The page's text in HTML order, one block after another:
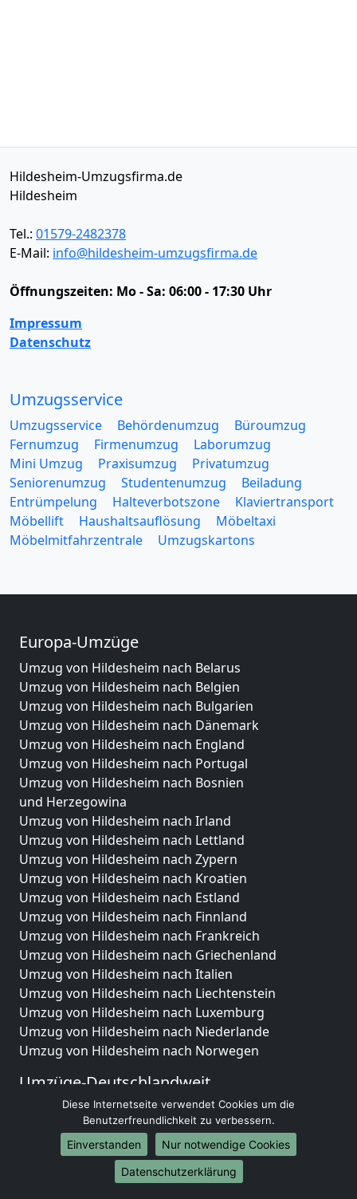
Hildesheim-Umzugsfirma.de
Hildesheim
Tel.: 01579-2482378
E-Mail: info@hildesheim-umzugsfirma.de
Öffnungszeiten: Mo - Sa: 06:00 - 17:30 Uhr
Impressum
Datenschutz
Umzugsservice
Umzugsservice Behördenumzug
Büroumzug
Fernumzug
Firmenumzug
Laborumzug
Mini Umzug
Praxisumzug
Privatumzug
Seniorenumzug
Studentenumzug
Beiladung
Entrümpelung
Halteverbotszone
Klaviertransport
Möbellift
Haushaltsauflösung
Möbeltaxi
Möbelmitfahrzentrale
Umzugskartons
Europa-Umzüge
Umzug von Hildesheim nach Belarus
Umzug von Hildesheim nach Belgien
Umzug von Hildesheim nach Bulgarien
Umzug von Hildesheim nach Dänemark
Umzug von Hildesheim nach England
Umzug von Hildesheim nach Portugal
Umzug von Hildesheim nach Bosnien
und Herzegowina
Umzug von Hildesheim nach Irland
Umzug von Hildesheim nach Lettland
Umzug von Hildesheim nach Zypern
Umzug von Hildesheim nach Kroatien
Umzug von Hildesheim nach Estland
Umzug von Hildesheim nach Finnland
Umzug von Hildesheim nach Frankreich
Umzug von Hildesheim nach Griechenland
Umzug von Hildesheim nach Italien
Umzug von Hildesheim nach Liechtenstein
Umzug von Hildesheim nach Luxemburg
Umzug von Hildesheim nach Niederlande
Umzug von Hildesheim nach Norwegen
Umzüge-Deutschlandweit
Umzug von Hildesheim nach Berlin
Umzug von Hildesheim nach Hamburg
Umzug von Hildesheim nach München
Umzug von Hildesheim nach Köln
Umzug von Hildesheim nach Frankfurt am Main
Diese Internetseite verwendet Cookies um die
Benutzerfreundlichkeit zu verbessern.
Einverstanden
Nur notwendige Cookies
Datenschutzerklärung